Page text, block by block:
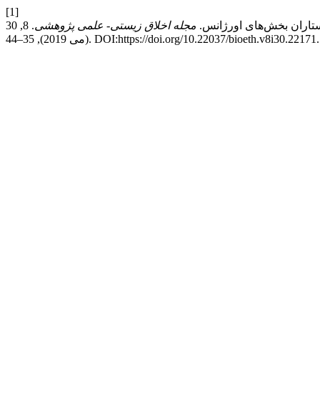
[1]
مجله اخلاق زیستی- علمی پژوهشی
. 8, 30
(می 2019), 35–44. DOI:https://doi.org/10.22037/bioeth.v8i30.22171.